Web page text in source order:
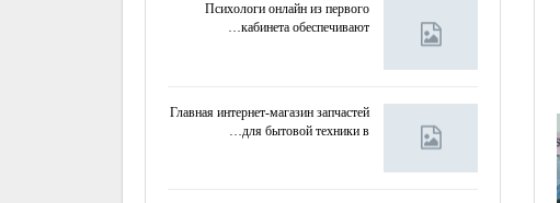
Психологи онлайн из первого
кабинета обеспечивают…
Главная интернет-магазин запчастей
для бытовой техники в…